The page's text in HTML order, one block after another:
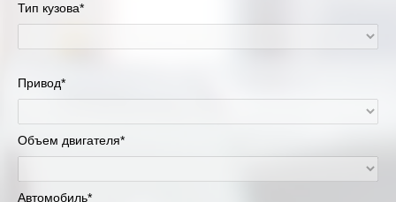
Москва и Московская область
Тип кузова*
Привод*
Объем двигателя*
Автомобиль*